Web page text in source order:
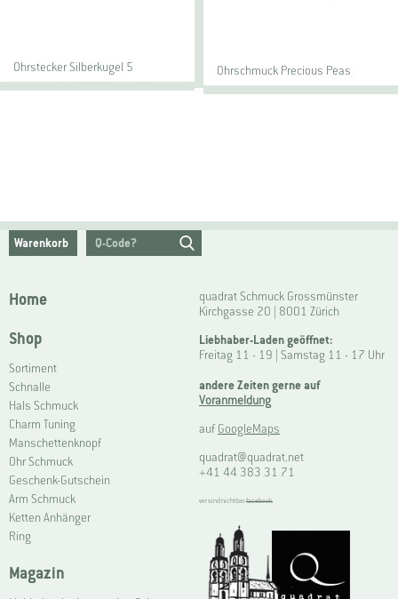
Ohrstecker Silberkugel 5 Ohrschmuck Precious Peas
Warenkorb
Home
Shop
Sortiment
Schnalle
Hals Schmuck
Charm Tuning
Manschettenknopf
Ohr Schmuck
Geschenk-Gutschein
Arm Schmuck
Ketten Anhänger
Ring
Magazin
quadrat Schmuck Grossmünster
Kirchgasse 20 | 8001 Zürich
Liebhaber-Laden geöffnet:
Freitag 11 - 19 | Samstag 11 - 17 Uhr
andere Zeiten gerne auf
Voranmeldung
auf GoogleMaps
quadrat@quadrat.net
+41 44 383 31 71
wir sind nicht bei facebook